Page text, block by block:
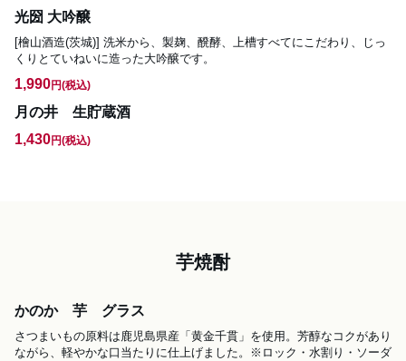
光圀 大吟醸
[檜山酒造(茨城)] 洗米から、製麹、醗酵、上槽すべてにこだわり、じっ
くりとていねいに造った大吟醸です。
1,990円(税込)
月の井 生貯蔵酒
1,430円(税込)
芋焼酎
かのか 芋 グラス
さつまいもの原料は鹿児島県産「黄金千貫」を使用。芳醇なコクがあり
ながら、軽やかな口当たりに仕上げました。※ロック・水割り・ソーダ